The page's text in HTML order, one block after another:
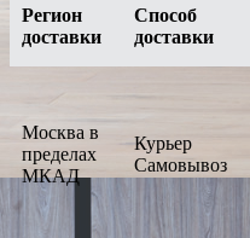
Регион
доставки
Способ
доставки
Москва в
пределах
МКАД
Курьер
Самовывоз